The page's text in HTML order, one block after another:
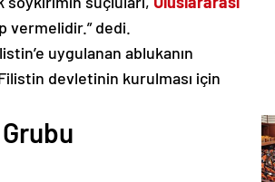
vermelidir.” dedi.
uygulanan ablukanın
devletinin kurulması için